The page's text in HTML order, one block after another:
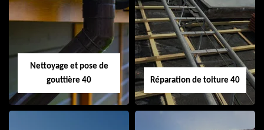
Isolation de toiture
40
Peinture sur tuile
40
Nettoyage et pose de
gouttière 40
Réparation de toiture 40